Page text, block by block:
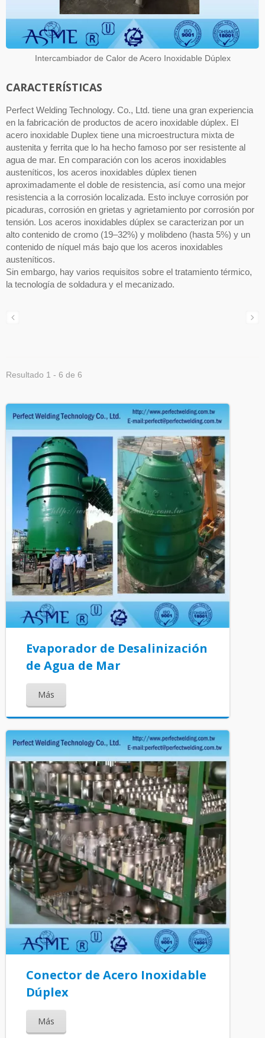
Intercambiador de Calor de Acero Inoxidable Dúplex
CARACTERÍSTICAS
Perfect Welding Technology. Co., Ltd. tiene una gran experiencia
en la fabricación de productos de acero inoxidable dúplex. El
acero inoxidable Duplex tiene una microestructura mixta de
austenita y ferrita que lo ha hecho famoso por ser resistente al
agua de mar. En comparación con los aceros inoxidables
austeníticos, los aceros inoxidables dúplex tienen
aproximadamente el doble de resistencia, así como una mejor
resistencia a la corrosión localizada. Esto incluye corrosión por
picaduras, corrosión en grietas y agrietamiento por corrosión por
tensión. Los aceros inoxidables dúplex se caracterizan por un
alto contenido de cromo (19–32%) y molibdeno (hasta 5%) y un
contenido de níquel más bajo que los aceros inoxidables
austeníticos.
Sin embargo, hay varios requisitos sobre el tratamiento térmico,
la tecnología de soldadura y el mecanizado.
Resultado 1 - 6 de 6
Evaporador de Desalinización
de Agua de Mar
Más
Conector de Acero Inoxidable
Dúplex
Más